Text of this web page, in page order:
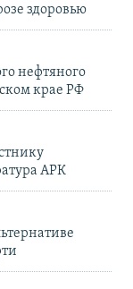
здоровью
нефтяного
крае РФ
АРК